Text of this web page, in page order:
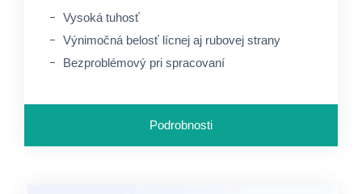
Vysoká tuhosť
Výnimočná belosť lícnej aj rubovej strany
Bezproblémový pri spracovaní
Podrobnosti